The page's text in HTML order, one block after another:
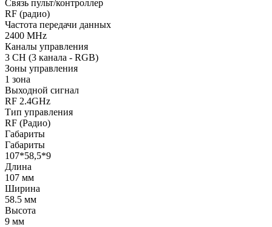
Связь пульт/контроллер
RF (радио)
Частота передачи данных
2400 MHz
Каналы управления
3 CH (3 канала - RGB)
Зоны управления
1 зона
Выходной сигнал
RF 2.4GHz
Тип управления
RF (Радио)
Габариты
Габариты
107*58,5*9
Длина
107 мм
Ширина
58.5 мм
Высота
9 мм